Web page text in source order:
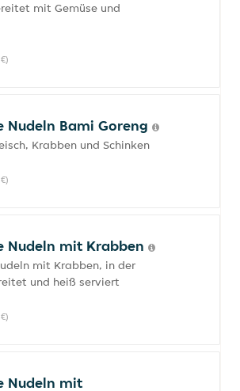
mit Gemüse und
Nudeln Bami Goreng
Krabben und Schinken
Nudeln mit Krabben
mit Krabben, in der
und heiß serviert
Nudeln mit